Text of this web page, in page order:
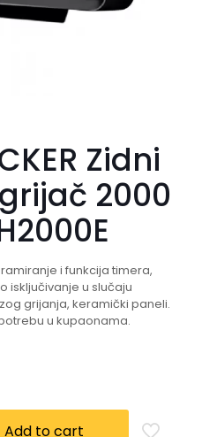
Zidni
2000
i funkcija timera,
isključivanje u slučaju
grijanja, keramički paneli.
u kupaonama.
Add to cart